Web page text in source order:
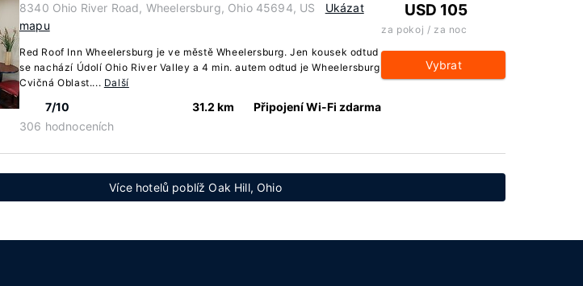
8340 Ohio River Road, Wheelersburg, Ohio 45694, US
Ukázat
mapu
Red Roof Inn Wheelersburg je ve městě Wheelersburg. Jen kousek odtud
se nachází Údolí Ohio River Valley a 4 min. autem odtud je Wheelersburg
Cvičná Oblast.... Další
7/10
306 hodnoceních
31.2 km Připojení Wi-Fi zdarma
USD 105
za pokoj / za noc
Vybrat
Více hotelů poblíž Oak Hill, Ohio